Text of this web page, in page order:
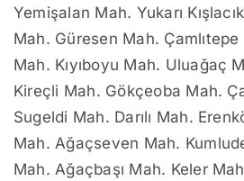
Yemişalan Mah. Yukarı
Mah. Güresen Mah. Çamlıtepe
Mah. Kıyıboyu Mah. Uluağaç
Kireçli Mah. Gökçeoba Mah.
Sugeldi Mah. Darılı Mah.
Mah. Ağaçseven Mah.
Mah. Ağaçbaşı Mah. Keler